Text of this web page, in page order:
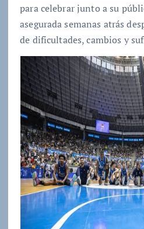
para celebrar junto a su
asegurada semanas atrás
de dificultades, cambios y